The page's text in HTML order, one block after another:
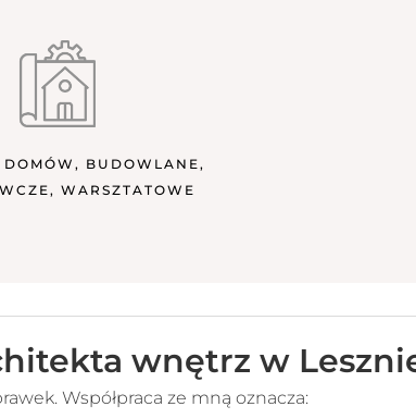
DOMÓW, BUDOWLANE,
WARSZTATOWE
wnętrz w
Współpraca ze mną oznacza: